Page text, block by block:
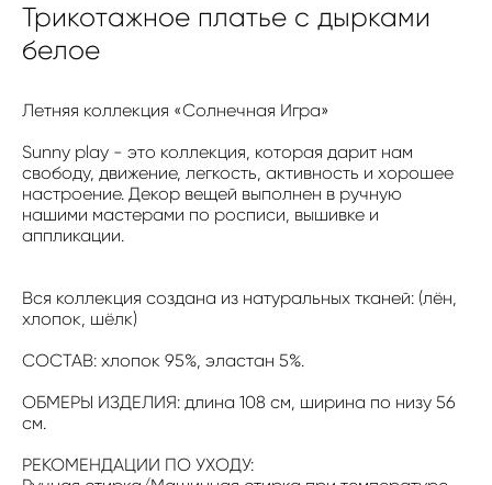
Трикотажное платье с дырками
белое
Летняя коллекция «Солнечная Игра»
Sunny play - это коллекция, которая дарит нам
свободу, движение, легкость, активность и хорошее
настроение. Декор вещей выполнен в ручную
нашими мастерами по росписи, вышивке и
аппликации.
Вся коллекция создана из натуральных тканей: (лён,
хлопок, шёлк)
СОСТАВ: хлопок 95%, эластан 5%.
ОБМЕРЫ ИЗДЕЛИЯ: длина 108 см, ширина по низу 56
см.
РЕКОМЕНДАЦИИ ПО УХОДУ: